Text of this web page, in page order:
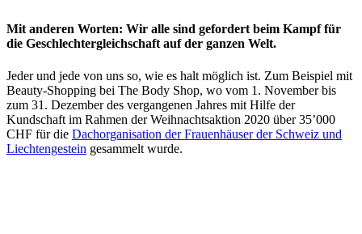
Mit anderen Worten: Wir alle sind gefordert beim Kampf für
die Geschlechtergleichschaft auf der ganzen Welt.
Jeder und jede von uns so, wie es halt möglich ist. Zum Beispiel mit
Beauty-Shopping bei The Body Shop, wo vom 1. November bis
zum 31. Dezember des vergangenen Jahres mit Hilfe der
Kundschaft im Rahmen der Weihnachtsaktion 2020 über 35’000
CHF für die Dachorganisation der Frauenhäuser der Schweiz und
Liechtengestein gesammelt wurde.